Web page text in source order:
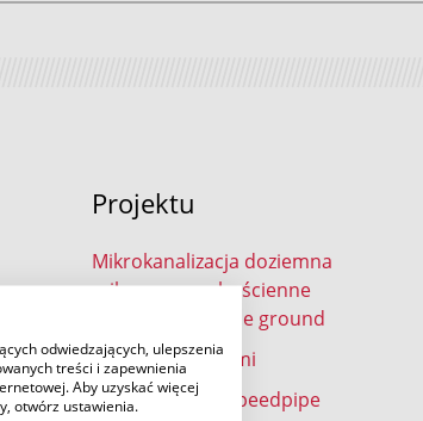
odwiedzających, ulepszenia
treści i zapewnienia
Aby uzyskać więcej
otwórz ustawienia.
Projektu
Mikrokanalizacja doziemna
mikrorury grubościenne
speedpipe bundle ground
speedpipe w ziemi
Cienkościenne speedpipe